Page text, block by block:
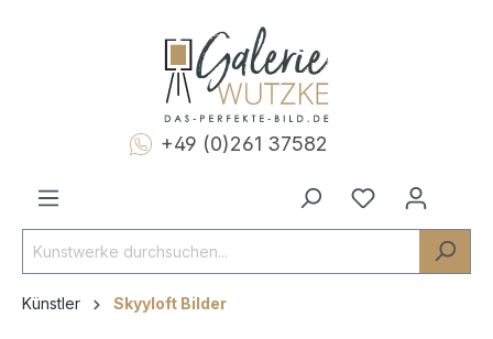
+49 (0)261 37582
Künstler Skyyloft Bilder